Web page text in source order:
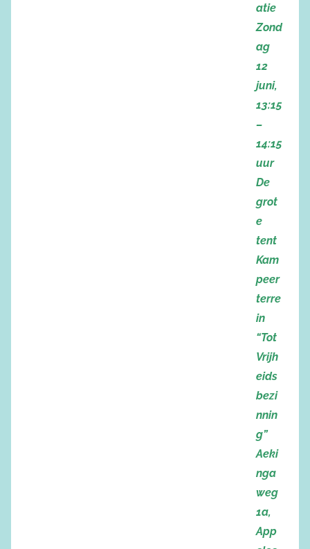
atie
Zond
ag
12
juni,
13:15
–
14:15
uur
De
grot
e
tent
Kam
peer
terre
in
“Tot
Vrijh
eids
bezi
nnin
g”
Aeki
nga
weg
1a,
App